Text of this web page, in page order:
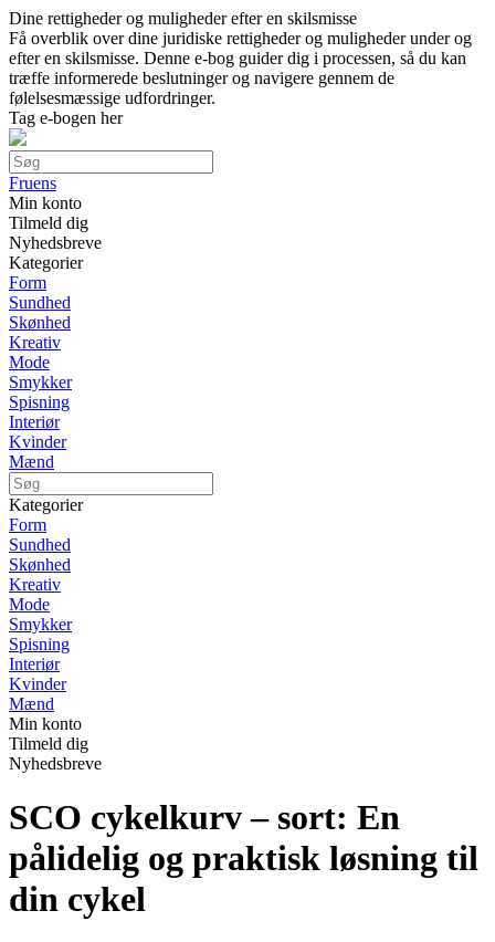
Dine rettigheder og muligheder efter en skilsmisse
Få overblik over dine juridiske rettigheder og muligheder under og
efter en skilsmisse. Denne e-bog guider dig i processen, så du kan
træffe informerede beslutninger og navigere gennem de
følelsesmæssige udfordringer.
Tag e-bogen her
Fruens
Min konto
Tilmeld dig
Nyhedsbreve
Kategorier
Form
Sundhed
Skønhed
Kreativ
Mode
Smykker
Spisning
Interiør
Kvinder
Mænd
Kategorier
Form
Sundhed
Skønhed
Kreativ
Mode
Smykker
Spisning
Interiør
Kvinder
Mænd
Min konto
Tilmeld dig
Nyhedsbreve
SCO cykelkurv – sort: En
pålidelig og praktisk løsning til
din cykel